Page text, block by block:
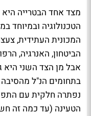
מצד אחד הבטרייה
הטכנולוגיה
המכונית העתידית,
הביטחון, האנרגיה,
אבל מן הצד השני היא
בתחומים הנ"ל
נפתרה חלקית עם
הטעינה (עד כמה זה